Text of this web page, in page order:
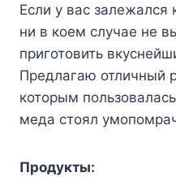
Если у вас залежался
ни в коем случае не
приготовить
Предлагаю отличный
которым
меда стоял
Продукты: